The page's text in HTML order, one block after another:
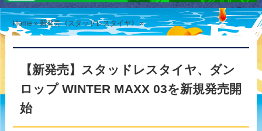
Home »新発売《スタッドレスタイヤ》 »
【新発売】スタッドレスタイヤ、ダン
ロップ WINTER MAXX 03を新規発売開
始